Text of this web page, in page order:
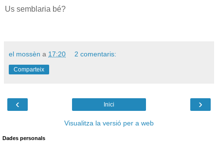
Us semblaria bé?
el mossèn a 17:20 2 comentaris:
Comparteix
‹ ›
Inici
Visualitza la versió per a web
Dades personals